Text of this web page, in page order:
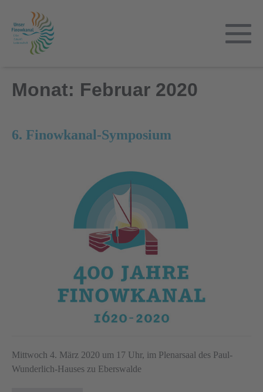
Inhalt
springen
Monat: Februar 2020
6. Finowkanal-Symposium
Mittwoch 4. März 2020 um 17 Uhr, im Plenarsaal des Paul-
Wunderlich-Hauses zu Eberswalde